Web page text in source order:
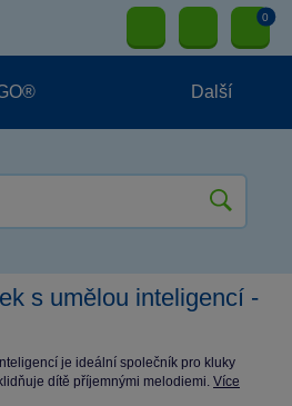
0
Další
s umělou inteligencí -
je ideální společník pro kluky
dítě příjemnými melodiemi. Více